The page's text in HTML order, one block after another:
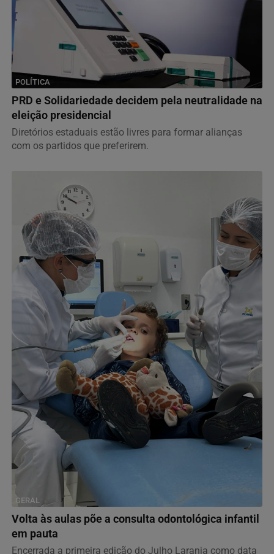
POLÍTICA
PRD e Solidariedade decidem pela neutralidade na
eleição presidencial
Diretórios estaduais estão livres para formar alianças
com os partidos que preferirem.
GERAL
Volta às aulas põe a consulta odontológica infantil
em pauta
Encerrada a primeira edição do Julho Laranja como data